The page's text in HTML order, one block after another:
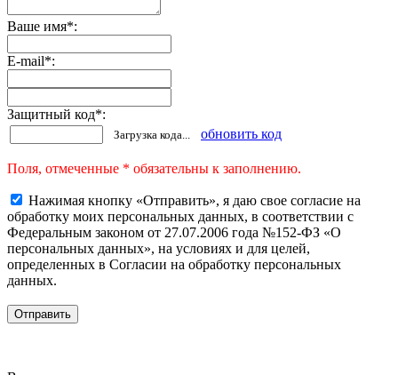
Ваше имя*:
E-mail*:
Защитный код*:
Загрузка кода... обновить код
Поля, отмеченные * обязательны к заполнению.
Нажимая кнопку «Отправить», я даю свое согласие на
обработку моих персональных данных, в соответствии с
Федеральным законом от 27.07.2006 года №152-ФЗ «О
персональных данных», на условиях и для целей,
определенных в Согласии на обработку персональных
данных.